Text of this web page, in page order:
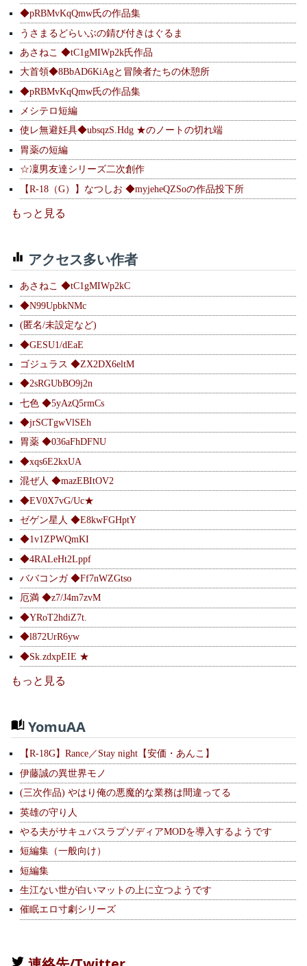
◆pRBMvKqQmw氏の作品集
うさまるどらいぶの錆び付きはぐるま
あさねこ ◆tC1gMIWp2k氏作品
大首領◆8BbAD6KiAgと冒険者たちの休憩所
◆pRBMvKqQmw氏の作品集
メシテロ短編
使レ無避妊具◆ubsqzS.Hdg ★のノートの切れ端
胃薬の短編
☆凜男友達シリーズ二次創作
【R-18（G）】なつしお ◆myjeheQZSoの作品投下所
もっと見る
アクセス多い作者
あさねこ ◆tC1gMIWp2kC
◆N99UpbkNMc
(匿名/未設定など)
◆GESU1/dEaE
ゴジュラス ◆ZX2DX6eltM
◆2sRGUbBO9j2n
七色 ◆5yAzQ5rmCs
◆jrSCTgwVlSEh
胃薬 ◆036aFhDFNU
◆xqs6E2kxUA
混ぜ人 ◆mazEBItOV2
◆EV0X7vG/Uc★
ゼゲン星人 ◆E8kwFGHptY
◆1v1ZPWQmKI
◆4RALeHt2Lppf
ババコンガ ◆Ff7nWZGtso
厄満 ◆z7/J4m7zvM
◆YRoT2hdiZ7t.
◆l872UrR6yw
◆Sk.zdxpEIE ★
もっと見る
YomuAA
【R-18G】Rance／Stay night【安価・あんこ】
伊藤誠の異世界モノ
(三次作品) やはり俺の悪魔的な業務は間違ってる
英雄の守り人
やる夫がサキュバスラプソディアMODを導入するようです
短編集（一般向け）
短編集
生江ない世が白いマットの上に立つようです
催眠エロ寸劇シリーズ